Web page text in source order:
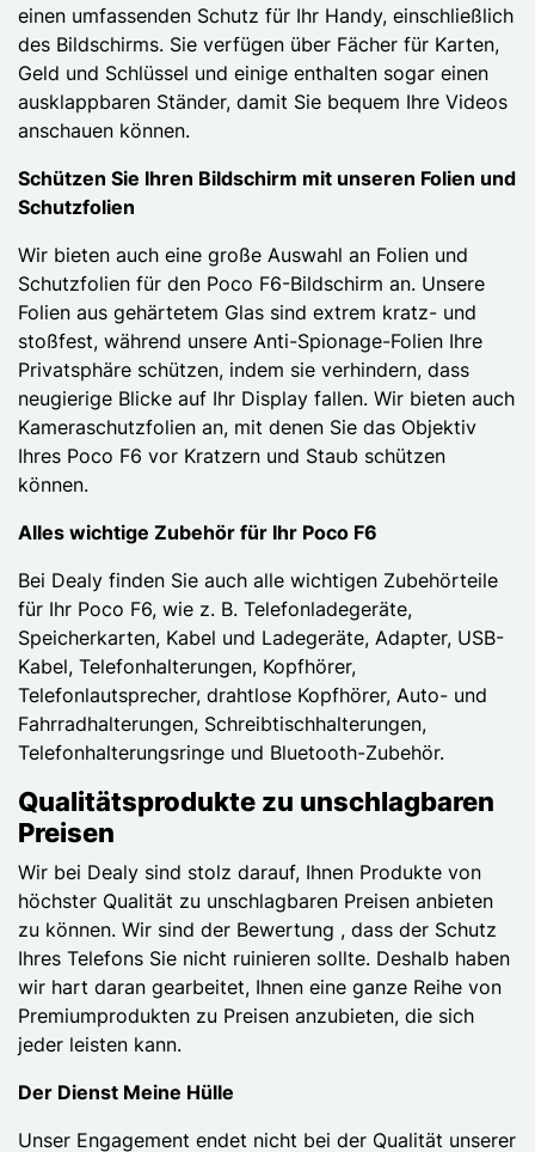
einen umfassenden Schutz für Ihr Handy, einschließlich
des Bildschirms. Sie verfügen über Fächer für Karten,
Geld und Schlüssel und einige enthalten sogar einen
ausklappbaren Ständer, damit Sie bequem Ihre Videos
anschauen können.
Schützen Sie Ihren Bildschirm mit unseren Folien und
Schutzfolien
Wir bieten auch eine große Auswahl an Folien und
Schutzfolien für den Poco F6-Bildschirm an. Unsere
Folien aus gehärtetem Glas sind extrem kratz- und
stoßfest, während unsere Anti-Spionage-Folien Ihre
Privatsphäre schützen, indem sie verhindern, dass
neugierige Blicke auf Ihr Display fallen. Wir bieten auch
Kameraschutzfolien an, mit denen Sie das Objektiv
Ihres Poco F6 vor Kratzern und Staub schützen
können.
Alles wichtige Zubehör für Ihr Poco F6
Bei Dealy finden Sie auch alle wichtigen Zubehörteile
für Ihr Poco F6, wie z. B. Telefonladegeräte,
Speicherkarten, Kabel und Ladegeräte, Adapter, USB-
Kabel, Telefonhalterungen, Kopfhörer,
Telefonlautsprecher, drahtlose Kopfhörer, Auto- und
Fahrradhalterungen, Schreibtischhalterungen,
Telefonhalterungsringe und Bluetooth-Zubehör.
Qualitätsprodukte zu unschlagbaren
Preisen
Wir bei Dealy sind stolz darauf, Ihnen Produkte von
höchster Qualität zu unschlagbaren Preisen anbieten
zu können. Wir sind der Bewertung , dass der Schutz
Ihres Telefons Sie nicht ruinieren sollte. Deshalb haben
wir hart daran gearbeitet, Ihnen eine ganze Reihe von
Premiumprodukten zu Preisen anzubieten, die sich
jeder leisten kann.
Der Dienst Meine Hülle
Unser Engagement endet nicht bei der Qualität unserer